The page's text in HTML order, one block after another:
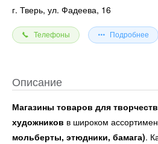
г. Тверь, ул. Фадеева, 16
Телефоны Подробнее
Описание
Магазины товаров для
художников в широком
мольберты, этюдники, бамага).